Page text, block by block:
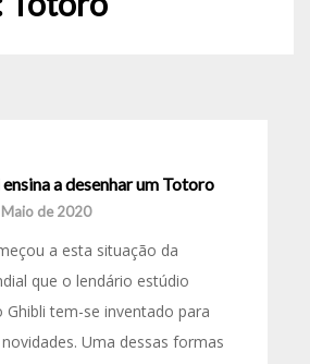
a desenhar um Totoro
de 2020
a esta situação da
que o lendário estúdio
Ghibli tem-se inventado para
Uma dessas formas